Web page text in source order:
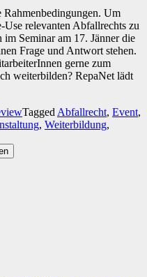
Um
relevanten Abfallrechts zu
Seminar am 17. Jänner die
Frage und Antwort stehen.
gerne zum
weiterbilden? RepaNet lädt
Tagged Abfallrecht, Event,
, Weiterbildung,